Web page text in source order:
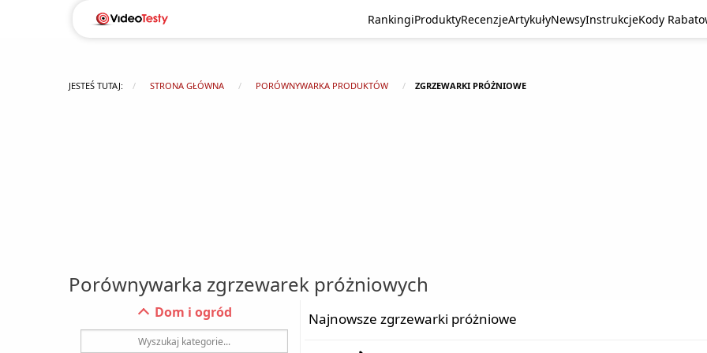
RankingiProduktyRecenzjeArtykułyNewsyInstrukcjeKody
JESTEŚ TUTAJ: STRONA GŁÓWNA PORÓWNYWARKA PRODUKTÓW ZGRZEWARKI PRÓŻNIOWE
Porównywarka zgrzewarek próżniowych
Dom i ogród Najnowsze zgrzewarki próżniowe